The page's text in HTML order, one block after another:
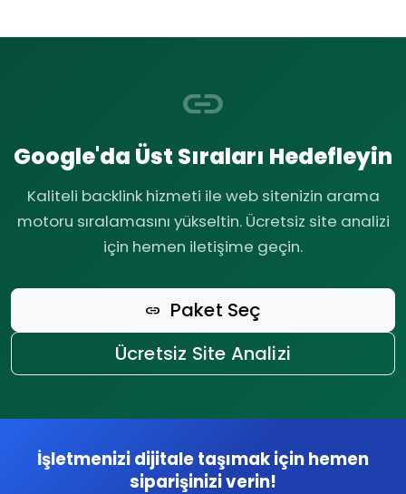
link
Google'da Üst Sıraları Hedefleyin
Kaliteli backlink hizmeti ile web sitenizin arama
motoru sıralamasını yükseltin. Ücretsiz site analizi
için hemen iletişime geçin.
link Paket Seç
Ücretsiz Site Analizi
İşletmenizi dijitale taşımak için hemen
siparişinizi verin!